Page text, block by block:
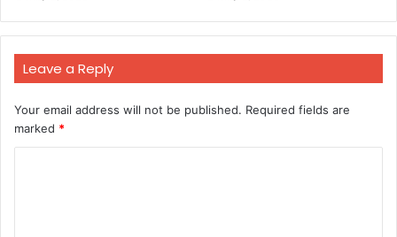
Leave a Reply
Your email address will not be published. Required fields are
marked *